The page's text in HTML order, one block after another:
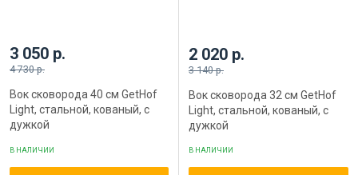
3 050 р.
4 730 р.
Вок сковорода 40 см GetHof
Light, стальной, кованый, с
дужкой
В НАЛИЧИИ
2 020 р.
3 140 р.
Вок сковорода 32 см GetHof
Light, стальной, кованый, с
дужкой
В НАЛИЧИИ